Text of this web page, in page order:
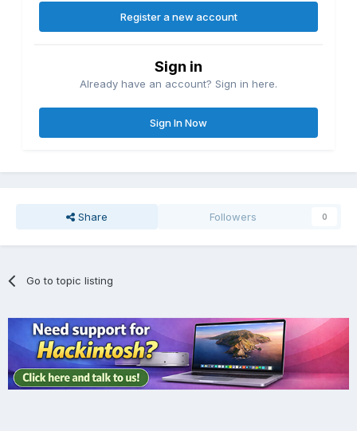
Register a new account
Sign in
Already have an account? Sign in here.
Sign In Now
Share Followers 0
Go to topic listing